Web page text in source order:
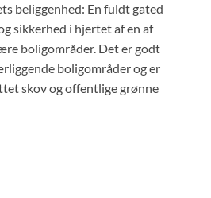
beliggenhed: En fuldt gated
sikkerhed i hjertet af en af
boligområder. Det er godt
boligområder og er
skov og offentlige grønne